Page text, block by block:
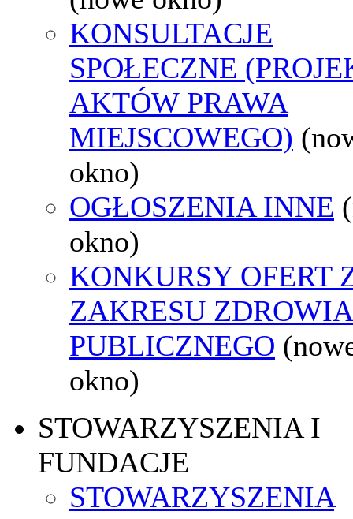
KONSULTACJE
SPOŁECZNE
AKTÓW PRAWA
MIEJSCOWEGO)
okno)
OGŁOSZENIA INNE
okno)
KONKURSY OFERT
ZAKRESU ZDROWIA
PUBLICZNEGO
okno)
STOWARZYSZENIA I
FUNDACJE
STOWARZYSZENIA